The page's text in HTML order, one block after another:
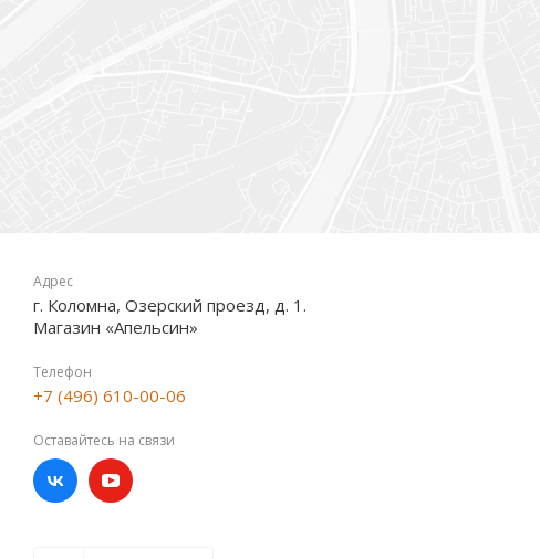
Адрес
г. Коломна, Озерский проезд, д. 1.
Магазин «Апельсин»
Телефон
+7 (496) 610-00-06
Оставайтесь на связи